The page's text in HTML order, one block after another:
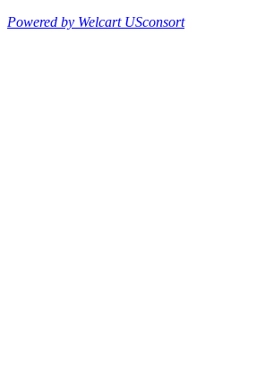
Powered by Welcart USconsort